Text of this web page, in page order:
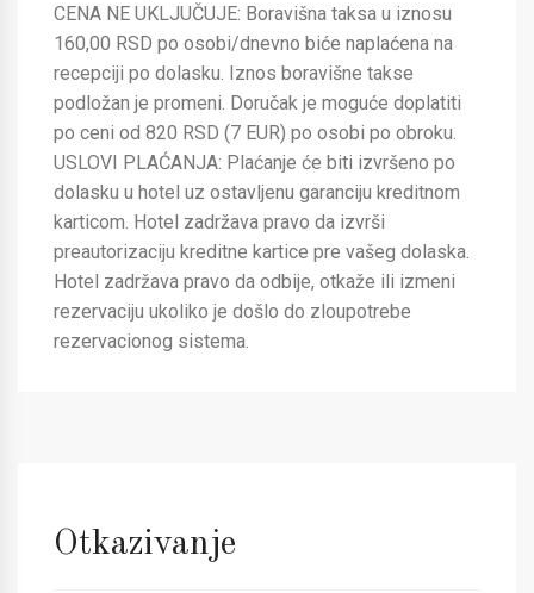
CENA NE UKLJUČUJE: Boravišna taksa u iznosu
160,00 RSD po osobi/dnevno biće naplaćena na
recepciji po dolasku. Iznos boravišne takse
podložan je promeni. Doručak je moguće doplatiti
po ceni od 820 RSD (7 EUR) po osobi po obroku.
USLOVI PLAĆANJA: Plaćanje će biti izvršeno po
dolasku u hotel uz ostavljenu garanciju kreditnom
karticom. Hotel zadržava pravo da izvrši
preautorizaciju kreditne kartice pre vašeg dolaska.
Hotel zadržava pravo da odbije, otkaže ili izmeni
rezervaciju ukoliko je došlo do zloupotrebe
rezervacionog sistema.
Otkazivanje